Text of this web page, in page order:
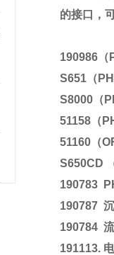
的接口，
190986 （
S651 （ PH
S8000 （
51158 （
51160 （
S650CD
190783
190787
190784
191113.